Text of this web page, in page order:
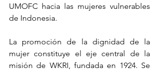
UMOFC hacia las mujeres vulnerables
de Indonesia.
La promoción de la dignidad de la
mujer constituye el eje central de la
misión de WKRI, fundada en 1924. Se